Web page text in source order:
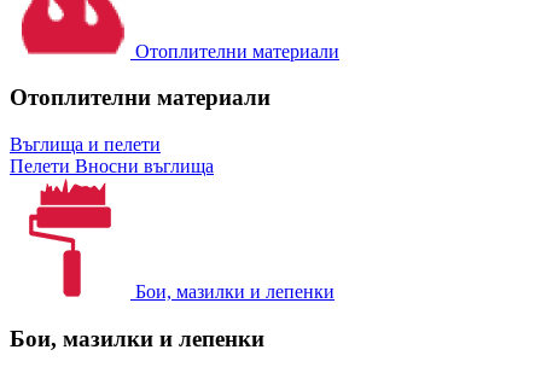
Отоплителни материали
Отоплителни материали
Въглища и пелети
Пелети Вносни въглища
Бои, мазилки и лепенки
Бои, мазилки и лепенки